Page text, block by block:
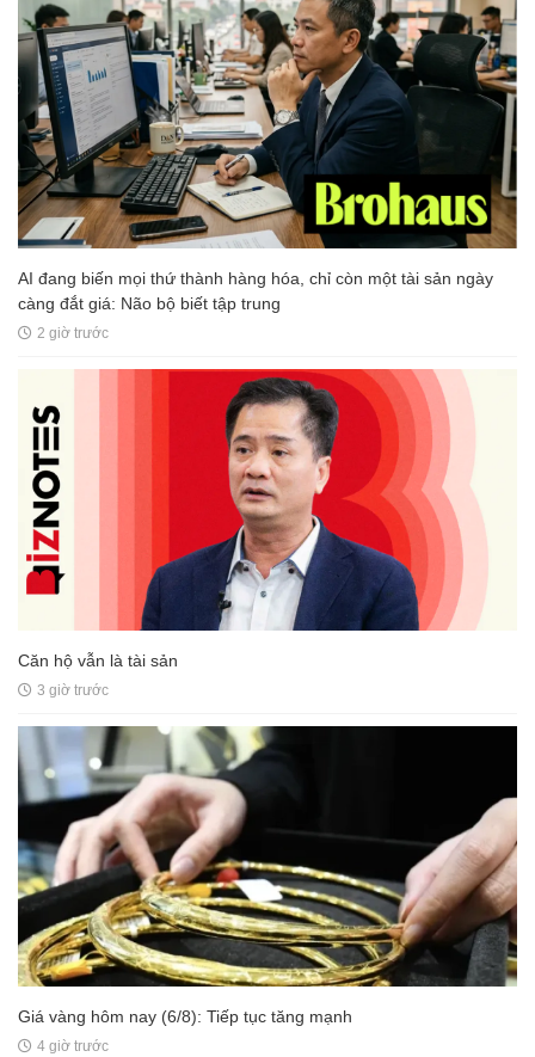
AI đang biến mọi thứ thành hàng hóa, chỉ còn một tài sản ngày
càng đắt giá: Não bộ biết tập trung
2 giờ trước
Căn hộ vẫn là tài sản
3 giờ trước
Giá vàng hôm nay (6/8): Tiếp tục tăng mạnh
4 giờ trước